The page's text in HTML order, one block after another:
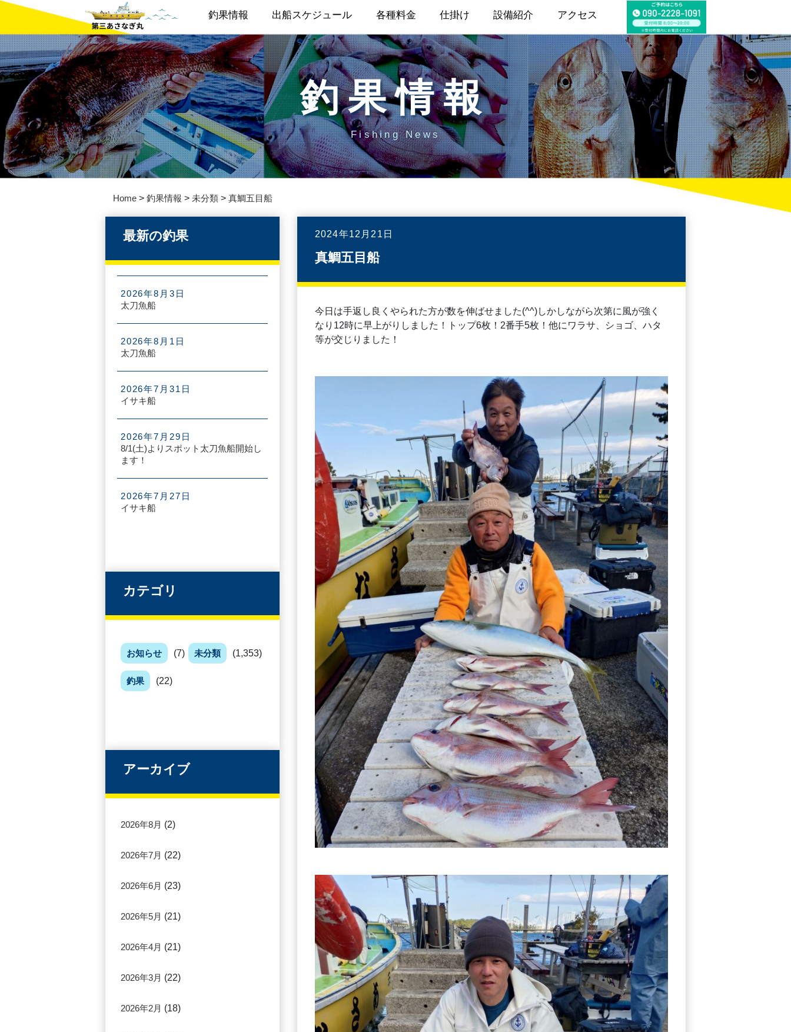
釣果情報 出船スケジュール 各種料金 仕掛け 設備紹介 アクセス
釣果情報
Fishing News
Home > 釣果情報 > 未分類 > 真鯛五目船
最新の釣果
太刀魚船
2026年8月3日
太刀魚船
2026年8月1日
イサキ船
2026年7月31日
8/1(土)よりスポット太刀魚船開始し
ます！
2026年7月29日
イサキ船
2026年7月27日
カテゴリ
お知らせ (7) 未分類 (1,353)
釣果 (22)
アーカイブ
2026年8月 (2)
2026年7月 (22)
2026年6月 (23)
2026年5月 (21)
2026年4月 (21)
2026年3月 (22)
2026年2月 (18)
2024年12月21日
真鯛五目船
今日は手返し良くやられた方が数を伸ばせました(⁠^⁠^⁠)しかしながら次第に風が強く
なり12時に早上がりしました！トップ6枚！2番手5枚！他にワラサ、ショゴ、ハタ
等が交じりました！